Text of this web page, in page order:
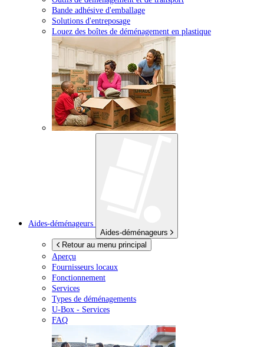
Bande adhésive d'emballage
Solutions d'entreposage
Louez des boîtes de déménagement en plastique
Aides-déménageurs
Aides-déménageurs
Retour au menu principal
Aperçu
Fournisseurs locaux
Fonctionnement
Services
Types de déménagements
U-Box - Services
FAQ